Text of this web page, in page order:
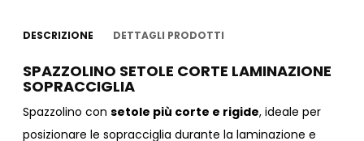
DESCRIZIONE DETTAGLI PRODOTTI
SPAZZOLINO SETOLE CORTE LAMINAZIONE
SOPRACCIGLIA
Spazzolino con setole più corte e rigide, ideale per
posizionare le sopracciglia durante la laminazione e